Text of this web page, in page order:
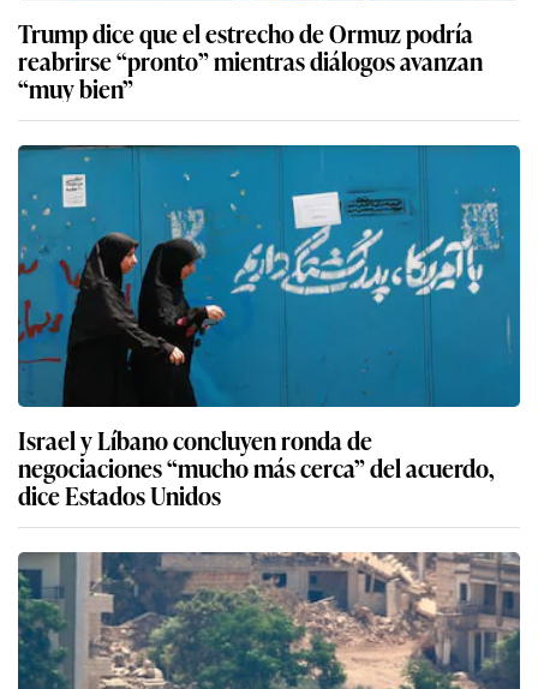
Trump dice que el estrecho de Ormuz podría
reabrirse “pronto” mientras diálogos avanzan
“muy bien”
Israel y Líbano concluyen ronda de
negociaciones “mucho más cerca” del acuerdo,
dice Estados Unidos